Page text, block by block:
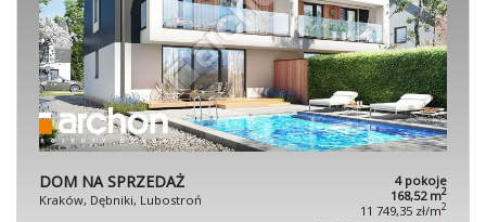
DOM NA SPRZEDAŻ
Kraków, Dębniki, Lubostroń
4 pokoje
168,52 m2
11 749,35 zł/m2